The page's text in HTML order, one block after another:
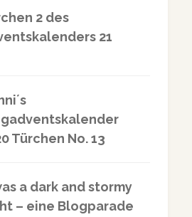
2 des
21
Türchen No. 13
a dark and stormy
– eine Blogparade